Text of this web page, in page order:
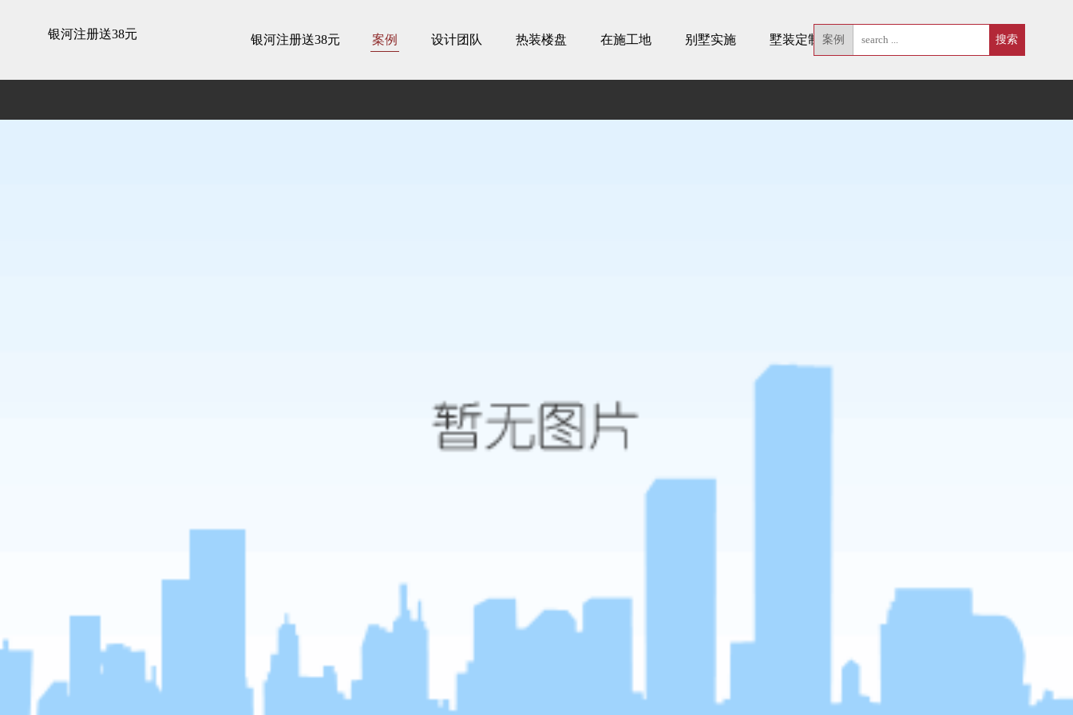
银河注册送38元 银河注册送38元 案例 设计团队 热装楼盘 在施工地 别墅实施 墅装定制 案例